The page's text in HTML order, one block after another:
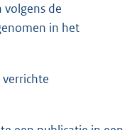
de
in het